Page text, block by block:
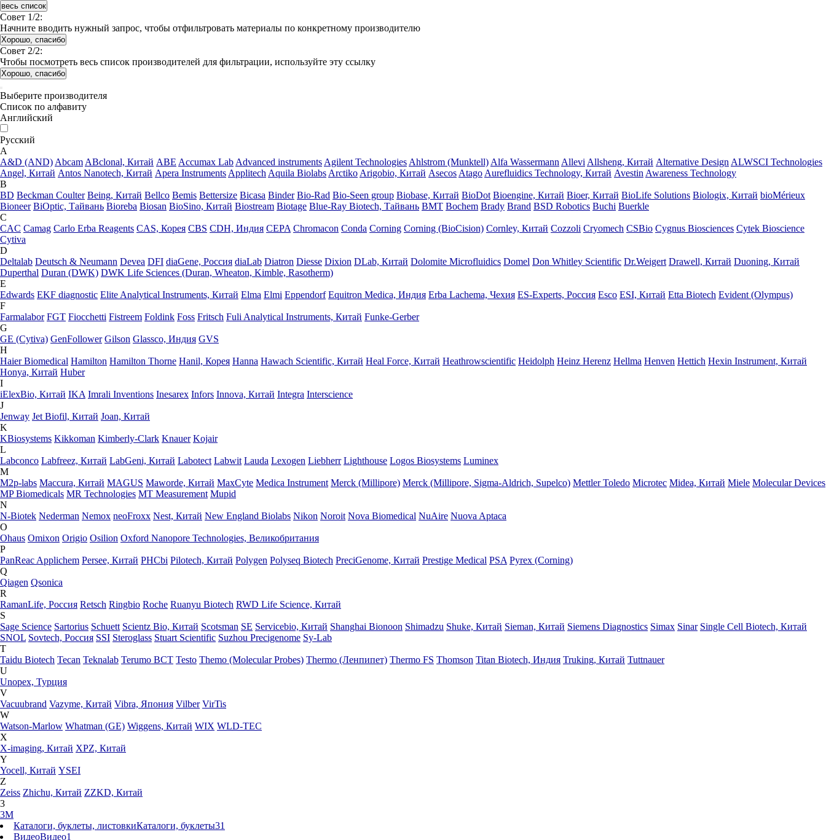
весь список
Совет 1/2:
Начните вводить нужный запрос, чтобы отфильтровать материалы по конкретному производителю
Хорошо, спасибо
Совет 2/2:
Чтобы посмотреть весь список производителей для фильтрации, используйте эту ссылку
Хорошо, спасибо
Выберите производителя
Список по алфавиту
Английский
Русский
A
A&D (AND) Abcam ABclonal, Китай ABE Accumax Lab Advanced instruments Agilent Technologies Ahlstrom (Munktell) Alfa Wassermann Allevi Allsheng, Китай Alternative Design ALWSCI Technologies
Angel, Китай Antos Nanotech, Китай Apera Instruments Applitech Aquila Biolabs Arctiko Arigobio, Китай Asecos Atago Aurefluidics Technology, Китай Avestin Awareness Technology
B
BD Beckman Coulter Being, Китай Bellco Bemis Bettersize Bicasa Binder Bio-Rad Bio-Seen group Biobase, Китай BioDot Bioengine, Китай Bioer, Китай BioLife Solutions Biologix, Китай bioMérieux
Bioneer BiOptic, Тайвань Bioreba Biosan BioSino, Китай Biostream Biotage Blue-Ray Biotech, Тайвань BMT Bochem Brady Brand BSD Robotics Buchi Buerkle
C
CAC Camag Carlo Erba Reagents CAS, Корея CBS CDH, Индия CEPA Chromacon Conda Corning Corning (BioCision) Cornley, Китай Cozzoli Cryomech CSBio Cygnus Biosciences Cytek Bioscience
Cytiva
D
Deltalab Deutsch & Neumann Devea DFI diaGene, Россия diaLab Diatron Diesse Dixion DLab, Китай Dolomite Microfluidics Domel Don Whitley Scientific Dr.Weigert Drawell, Китай Duoning, Китай
Duperthal Duran (DWK) DWK Life Sciences (Duran, Wheaton, Kimble, Rasotherm)
E
Edwards EKF diagnostic Elite Analytical Instruments, Китай Elma Elmi Eppendorf Equitron Medica, Индия Erba Lachema, Чехия ES-Experts, Россия Esco ESI, Китай Etta Biotech Evident (Olympus)
F
Farmalabor FGT Fiocchetti Fistreem Foldink Foss Fritsch Fuli Analytical Instruments, Китай Funke-Gerber
G
GE (Cytiva) GenFollower Gilson Glassco, Индия GVS
H
Haier Biomedical Hamilton Hamilton Thorne Hanil, Корея Hanna Hawach Scientific, Китай Heal Force, Китай Heathrowscientific Heidolph Heinz Herenz Hellma Henven Hettich Hexin Instrument, Китай
Honya, Китай Huber
I
iElexBio, Китай IKA Imrali Inventions Inesarex Infors Innova, Китай Integra Interscience
J
Jenway Jet Biofil, Китай Joan, Китай
K
KBiosystems Kikkoman Kimberly-Clark Knauer Kojair
L
Labconco Labfreez, Китай LabGeni, Китай Labotect Labwit Lauda Lexogen Liebherr Lighthouse Logos Biosystems Luminex
M
M2p-labs Maccura, Китай MAGUS Maworde, Китай MaxCyte Medica Instrument Merck (Millipore) Merck (Millipore, Sigma-Aldrich, Supelco) Mettler Toledo Microtec Midea, Китай Miele Molecular Devices
MP Biomedicals MR Technologies MT Measurement Mupid
N
N-Biotek Nederman Nemox neoFroxx Nest, Китай New England Biolabs Nikon Noroit Nova Biomedical NuAire Nuova Aptaca
O
Ohaus Omixon Origio Osilion Oxford Nanopore Technologies, Великобритания
P
PanReac Applichem Persee, Китай PHCbi Pilotech, Китай Polygen Polyseq Biotech PreciGenome, Китай Prestige Medical PSA Pyrex (Corning)
Q
Qiagen Qsonica
R
RamanLife, Россия Retsch Ringbio Roche Ruanyu Biotech RWD Life Science, Китай
S
Sage Science Sartorius Schuett Scientz Bio, Китай Scotsman SE Servicebio, Китай Shanghai Bionoon Shimadzu Shuke, Китай Sieman, Китай Siemens Diagnostics Simax Sinar Single Cell Biotech, Китай
SNOL Sovtech, Россия SSI Steroglass Stuart Scientific Suzhou Precigenome Sy-Lab
T
Taidu Biotech Tecan Teknalab Terumo BCT Testo Themo (Molecular Probes) Thermo (Ленпипет) Thermo FS Thomson Titan Biotech, Индия Truking, Китай Tuttnauer
U
Unopex, Турция
V
Vacuubrand Vazyme, Китай Vibra, Япония Vilber VirTis
W
Watson-Marlow Whatman (GE) Wiggens, Китай WIX WLD-TEC
X
X-imaging, Китай XPZ, Китай
Y
Yocell, Китай YSEI
Z
Zeiss Zhichu, Китай ZZKD, Китай
3
3M
Каталоги, буклеты, листовкиКаталоги, буклеты31
ВидеоВидео1